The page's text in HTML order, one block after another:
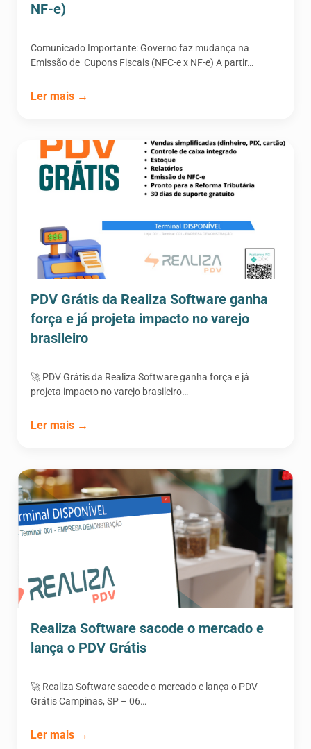
NF-e)
Comunicado Importante: Governo faz mudança na
Emissão de Cupons Fiscais (NFC-e x NF-e) A partir…
Ler mais →
PDV Grátis da Realiza Software ganha
força e já projeta impacto no varejo
brasileiro
🚀 PDV Grátis da Realiza Software ganha força e já
projeta impacto no varejo brasileiro…
Ler mais →
Realiza Software sacode o mercado e
lança o PDV Grátis
🚀 Realiza Software sacode o mercado e lança o PDV
Grátis Campinas, SP – 06…
Ler mais →